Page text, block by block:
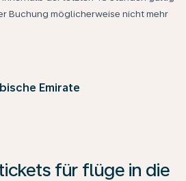
Buchung möglicherweise nicht mehr
Emirate
für flüge in die